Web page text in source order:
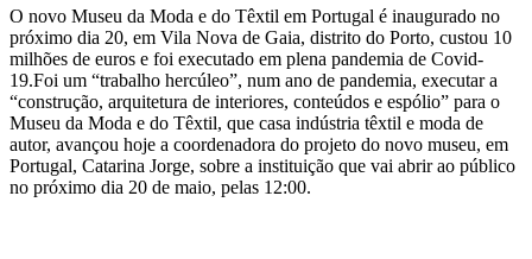
O novo Museu da Moda e do Têxtil em Portugal é inaugurado no
próximo dia 20, em Vila Nova de Gaia, distrito do Porto, custou 10
milhões de euros e foi executado em plena pandemia de Covid-
19.Foi um “trabalho hercúleo”, num ano de pandemia, executar a
“construção, arquitetura de interiores, conteúdos e espólio” para o
Museu da Moda e do Têxtil, que casa indústria têxtil e moda de
autor, avançou hoje a coordenadora do projeto do novo museu, em
Portugal, Catarina Jorge, sobre a instituição que vai abrir ao público
no próximo dia 20 de maio, pelas 12:00.